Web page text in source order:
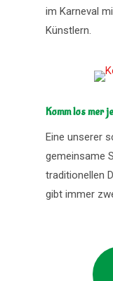
im Karneval
Künstlern.
Komm los mer
Eine unserer
gemeinsame
traditionellen
gibt immer